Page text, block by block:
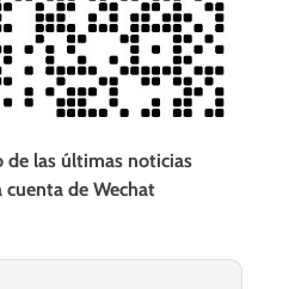
de las últimas noticias
cuenta de Wechat